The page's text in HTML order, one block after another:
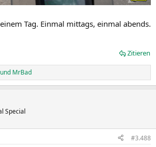
Tag. Einmal mittags, einmal abends.
Zitieren
und MrBad
Special
#3.488